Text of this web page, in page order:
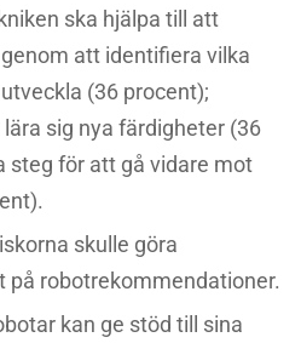
ska hjälpa till att
att identifiera vilka
(36 procent);
sig nya färdigheter (36
steg för att gå vidare mot
skulle göra
på robotrekommendationer.
kan ge stöd till sina